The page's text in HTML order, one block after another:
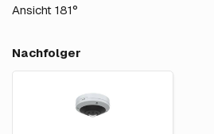
Ansicht 181°
Nachfolger